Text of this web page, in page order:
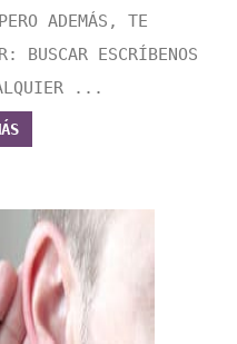
ADEMÁS, TE
BUSCAR ESCRÍBENOS
...